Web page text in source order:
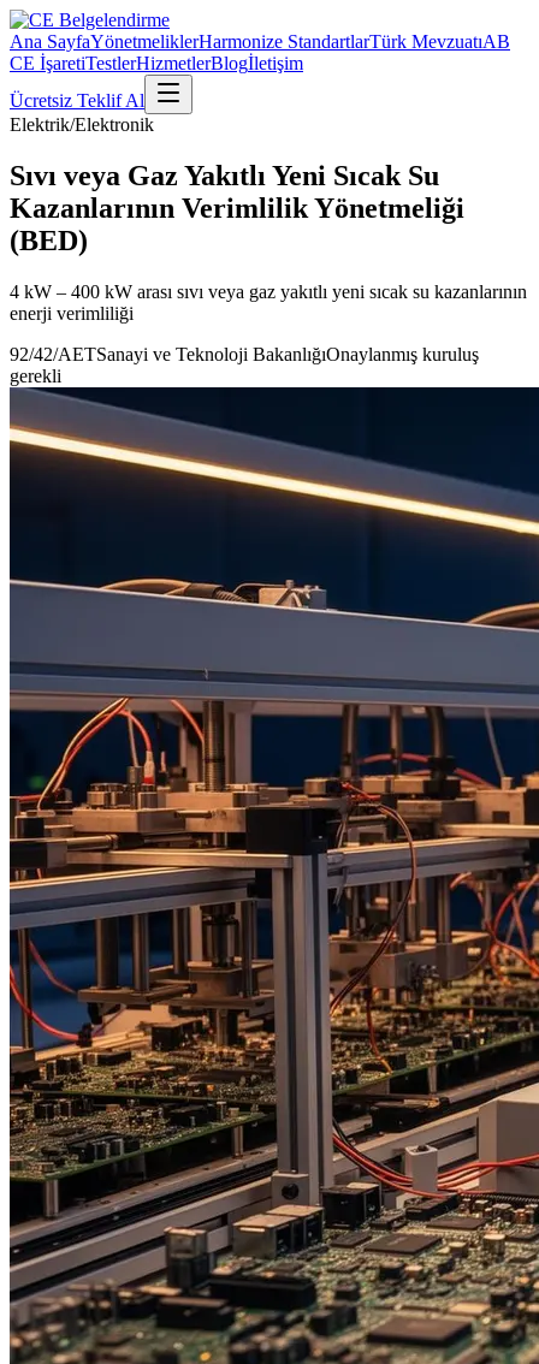
Ana SayfaYönetmeliklerHarmonize StandartlarTürk MevzuatıAB
CE İşaretiTestlerHizmetlerBlogİletişim
Ücretsiz Teklif Al
Elektrik/Elektronik
Sıvı veya Gaz Yakıtlı Yeni Sıcak Su
Kazanlarının Verimlilik Yönetmeliği
(BED)
4 kW – 400 kW arası sıvı veya gaz yakıtlı yeni sıcak su kazanlarının
enerji verimliliği
92/42/AETSanayi ve Teknoloji BakanlığıOnaylanmış kuruluş
gerekli